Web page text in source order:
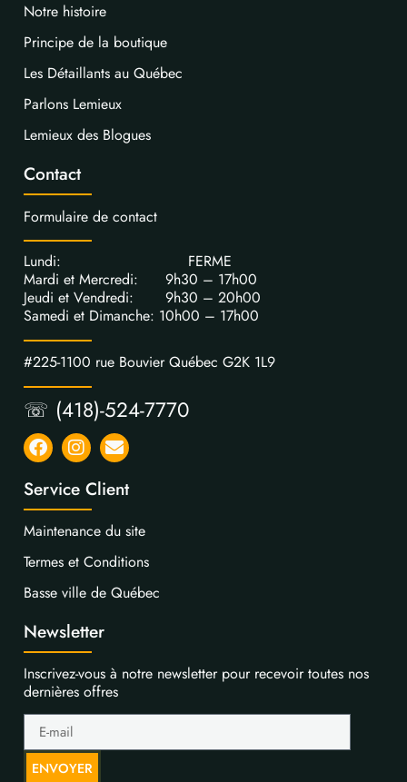
Notre histoire
Principe de la boutique
Les Détaillants au Québec
Parlons Lemieux
Lemieux des Blogues
Contact
Formulaire de contact
Lundi: FERME
Mardi et Mercredi: 9h30 – 17h00
Jeudi et Vendredi: 9h30 – 20h00
Samedi et Dimanche: 10h00 – 17h00
#225-1100 rue Bouvier Québec G2K 1L9
☏ (418)-524-7770
Service Client
Maintenance du site
Termes et Conditions
Basse ville de Québec
Newsletter
Inscrivez-vous à notre newsletter pour recevoir toutes nos
dernières offres
ENVOYER